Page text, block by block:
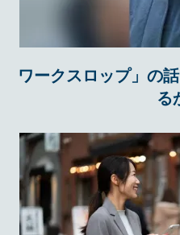
ワークスロップ」の
る